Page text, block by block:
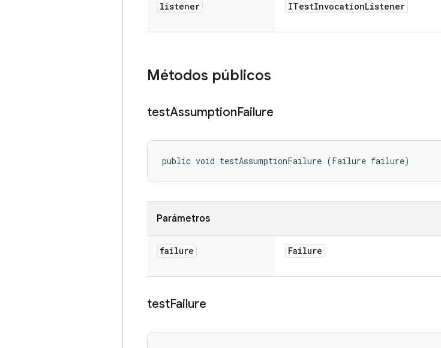
listener ITestInvocationListener
Métodos públicos
testAssumptionFailure
public void testAssumptionFailure (Failure failure)
Parámetros
failure Failure
testFailure